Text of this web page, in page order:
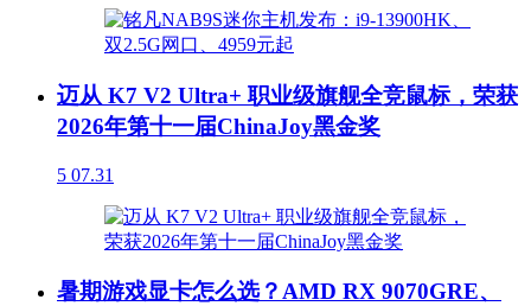
迈从 K7 V2 Ultra+ 职业级旗舰全竞鼠标，荣获
2026年第十一届ChinaJoy黑金奖
5 07.31
暑期游戏显卡怎么选？AMD RX 9070GRE、